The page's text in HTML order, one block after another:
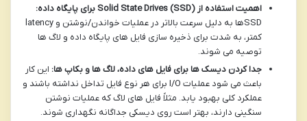
اهمیت استفاده از Solid State Drives (SSD) برای پایگاه داده:
SSDها به دلیل سرعت بالاتر در عملیات خواندن/نوشتن و latency
کمتر، به شدت برای ذخیره سازی فایل های پایگاه داده و لاگ ها
توصیه می شوند.
جدا کردن دیسک ها برای فایل های داده، لاگ ها و بکاپ ها: این کار
باعث می شود عملیات I/O برای هر نوع فایل تداخل نداشته باشند و
عملکرد کلی بهبود یابد. مثلاً فایل های لاگ که عملیات نوشتن
سنگینی دارند، بهتر است روی دیسکی جداگانه نگهداری شوند.